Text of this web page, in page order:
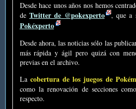
Desde hace unos años nos hemos
de Twitter de @pokexperto , que a
Pokéxperto
Desde ahora, las noticias sólo las
más rápida y ágil pero quizá con
previas en el archivo.
La cobertura de los juegos de
como la renovación de secciones
respecto.